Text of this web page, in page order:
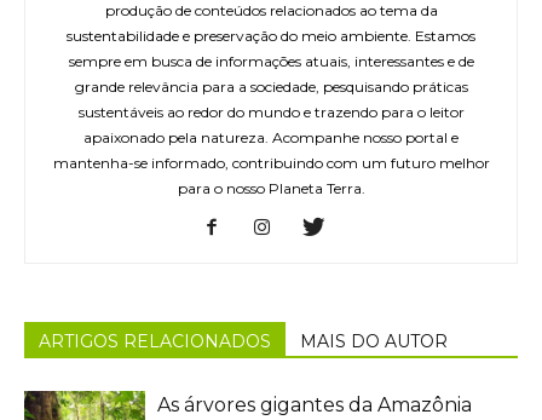
produção de conteúdos relacionados ao tema da
sustentabilidade e preservação do meio ambiente. Estamos
sempre em busca de informações atuais, interessantes e de
grande relevância para a sociedade, pesquisando práticas
sustentáveis ao redor do mundo e trazendo para o leitor
apaixonado pela natureza. Acompanhe nosso portal e
mantenha-se informado, contribuindo com um futuro melhor
para o nosso Planeta Terra.
ARTIGOS RELACIONADOS MAIS DO AUTOR
As árvores gigantes da Amazônia